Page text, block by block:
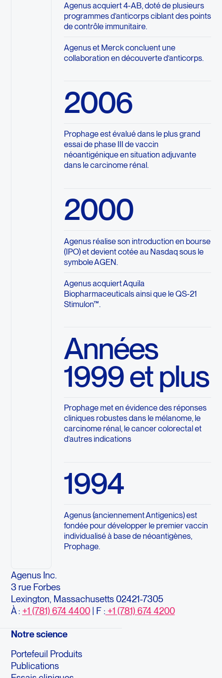
Agenus acquiert 4-AB, doté de plusieurs
programmes d’anticorps ciblant des points
de contrôle immunitaire.
Agenus et Merck concluent une
collaboration en découverte d’anticorps.
2006
Prophage est évalué dans le plus grand
essai de phase III de vaccin
néoantigénique en situation adjuvante
dans le carcinome rénal.
2000
Agenus réalise son introduction en bourse
(IPO) et devient cotée au Nasdaq sous le
symbole AGEN.
Agenus acquiert Aquila
Biopharmaceuticals ainsi que le QS-21
Stimulon™.
Années
1999 et plus
Prophage met en évidence des réponses
cliniques robustes dans le mélanome, le
carcinome rénal, le cancer colorectal et
d’autres indications
1994
Agenus (anciennement Antigenics) est
fondée pour développer le premier vaccin
individualisé à base de néoantigènes,
Prophage.
Agenus Inc.
3 rue Forbes
Lexington, Massachusetts 02421-7305
À : +1 (781) 674 4400| F : +1 (781) 674 4200
Notre science
Portefeuil Produits
Publications